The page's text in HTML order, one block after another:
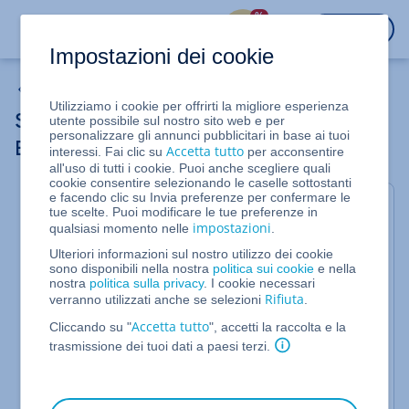
%
Server Cloud migrato: creare un Load
Balancer
Per Server cloud migrati gestiti nel Cloud Panel
Questo articolo spiega come creare un Load
Balancer all'interno del Cloud Panel.
Con un Load Balancer puoi massimizzare il flusso
dei dati e, allo stesso tempo, ridurre al minimo il
carico del server. I Load Balancer creati per un
Server Cloud migrato possono includere anche gli
indirizzi IP di altri Server Cloud, Server Dedicati e
Impostazioni dei cookie
Utilizziamo i cookie per offrirti la migliore esperienza
utente possibile sul nostro sito web e per
personalizzare gli annunci pubblicitari in base ai tuoi
interessi. Fai clic suAccetta tutto per acconsentire
all'uso di tutti i cookie. Puoi anche scegliere quali
cookie consentire selezionando le caselle sottostanti
e facendo clic su Invia preferenze per confermare le
tue scelte. Puoi modificare le tue preferenze in
qualsiasi momento nelle impostazioni
Ulteriori informazioni sul nostro utilizzo dei cookie
sono disponibili nella nostra politica sui cookie e nella
nostra politica sulla privacy. I cookie necessari
verranno utilizzati anche se selezioni Rifiuta
Cliccando su "Accetta tutto", accetti la raccolta e la
trasmissione dei tuoi dati a paesi terzi.